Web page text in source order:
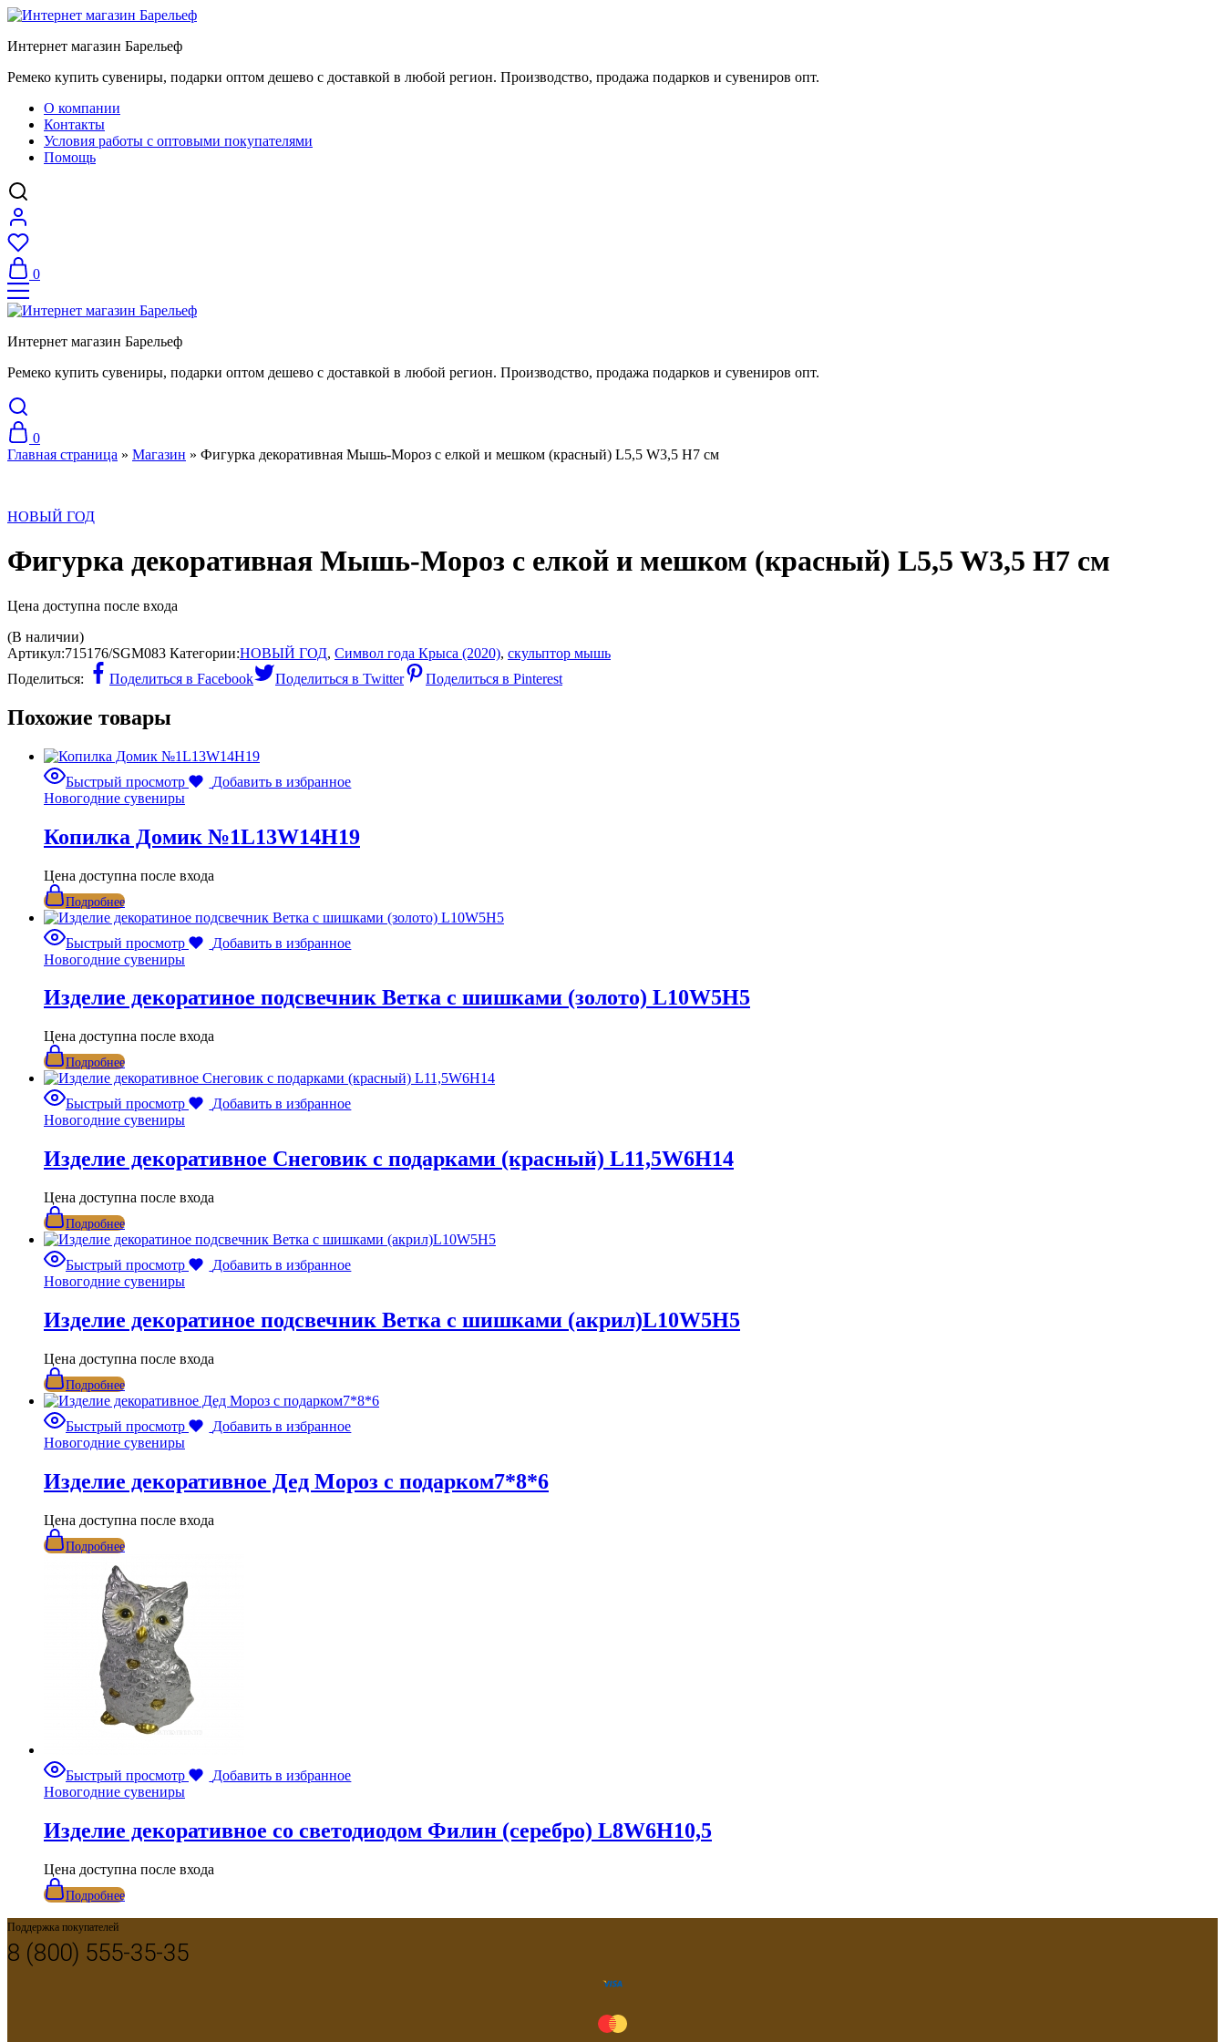
Интернет магазин Барельеф
Ремеко купить сувениры, подарки оптом дешево с доставкой в любой регион. Производство, продажа подарков и сувениров опт.
О компании
Контакты
Условия работы с оптовыми покупателями
Помощь
0
Интернет магазин Барельеф
Ремеко купить сувениры, подарки оптом дешево с доставкой в любой регион. Производство, продажа подарков и сувениров опт.
0
Главная страница » Магазин » Фигурка декоративная Мышь-Мороз с елкой и мешком (красный) L5,5 W3,5 H7 см
НОВЫЙ ГОД
Фигурка декоративная Мышь-Мороз с елкой и мешком (красный) L5,5 W3,5 H7 см
Цена доступна после входа
(В наличии)
Артикул:715176/SGM083 Категории:НОВЫЙ ГОД, Символ года Крыса (2020), скульптор мышь
Поделиться:
Поделиться в Facebook Поделиться в Twitter Поделиться в Pinterest
Похожие товары
Быстрый просмотр
Добавить в избранное
Новогодние сувениры
Копилка Домик №1L13W14H19
Цена доступна после входа
Подробнее
Быстрый просмотр
Добавить в избранное
Новогодние сувениры
Изделие декоратиное подсвечник Ветка с шишками (золото) L10W5H5
Цена доступна после входа
Подробнее
Быстрый просмотр
Добавить в избранное
Новогодние сувениры
Изделие декоративное Снеговик с подарками (красный) L11,5W6H14
Цена доступна после входа
Подробнее
Быстрый просмотр
Добавить в избранное
Новогодние сувениры
Изделие декоратиное подсвечник Ветка с шишками (акрил)L10W5H5
Цена доступна после входа
Подробнее
Быстрый просмотр
Добавить в избранное
Новогодние сувениры
Изделие декоративное Дед Мороз с подарком7*8*6
Цена доступна после входа
Подробнее
Быстрый просмотр
Добавить в избранное
Новогодние сувениры
Изделие декоративное со светодиодом Филин (серебро) L8W6H10,5
Цена доступна после входа
Подробнее
Поддержка покупателей
8 (800) 555-35-35